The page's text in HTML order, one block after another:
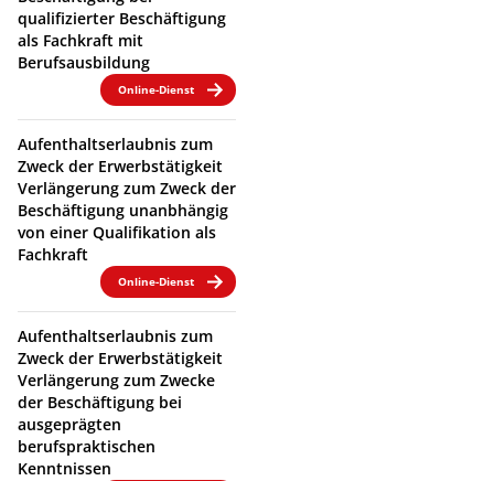
qualifizierter Beschäftigung
als Fachkraft mit
Berufsausbildung
Online-Dienst
Aufenthaltserlaubnis zum
Zweck der Erwerbstätigkeit
Verlängerung zum Zweck der
Beschäftigung unanbhängig
von einer Qualifikation als
Fachkraft
Online-Dienst
Aufenthaltserlaubnis zum
Zweck der Erwerbstätigkeit
Verlängerung zum Zwecke
der Beschäftigung bei
ausgeprägten
berufspraktischen
Kenntnissen